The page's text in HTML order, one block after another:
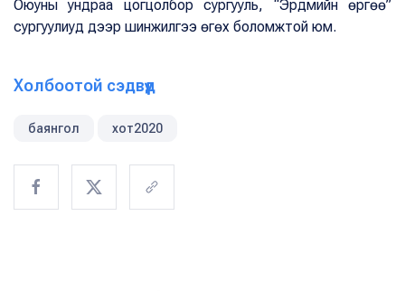
Оюуны ундраа цогцолбор сургууль, “Эрдмийн өргөө”
сургуулиуд дээр шинжилгээ өгөх боломжтой юм.
Холбоотой сэдвүүд
баянгол хот2020